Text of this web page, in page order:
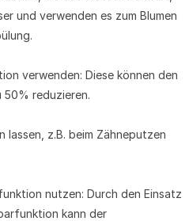
und verwenden es zum Blumen
verwenden: Diese können den
50% reduzieren.
z.B. beim Zähneputzen
nutzen: Durch den Einsatz
kann der